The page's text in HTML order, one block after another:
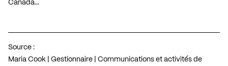
Canada…
Source :
Maria Cook | Gestionnaire | Communications et activités de